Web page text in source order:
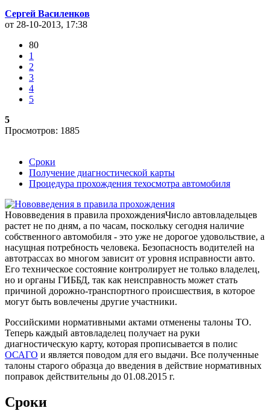
Сергей Василенков
от 28-10-2013, 17:38
80
1
2
3
4
5
5
Просмотров: 1885
Сроки
Получение диагностической карты
Процедура прохождения техосмотра автомобиля
Нововведения в правила прохожденияЧисло автовладельцев
растет не по дням, а по часам, поскольку сегодня наличие
собственного автомобиля - это уже не дорогое удовольствие, а
насущная потребность человека. Безопасность водителей на
автотрассах во многом зависит от уровня исправности авто.
Его техническое состояние контролирует не только владелец,
но и органы ГИББД, так как неисправность может стать
причиной дорожно-транспортного происшествия, в которое
могут быть вовлечены другие участники.
Российскими нормативными актами отменены талоны ТО.
Теперь каждый автовладелец получает на руки
диагностическую карту, которая прописывается в полис
ОСАГО и является поводом для его выдачи. Все полученные
талоны старого образца до введения в действие нормативных
поправок действительны до 01.08.2015 г.
Сроки